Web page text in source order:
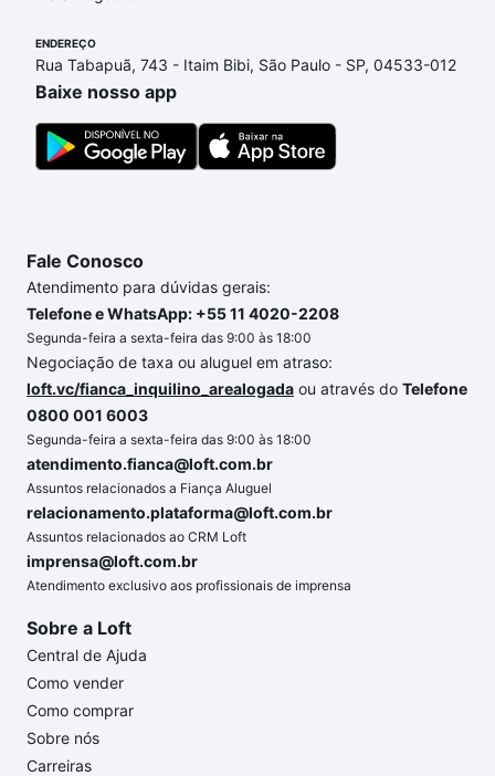
ENDEREÇO
Rua Tabapuã, 743 - Itaim Bibi, São Paulo - SP, 04533-012
Baixe nosso app
Fale Conosco
Atendimento para dúvidas gerais:
Telefone e WhatsApp: +55 11 4020-2208
Segunda-feira a sexta-feira das 9:00 às 18:00
Negociação de taxa ou aluguel em atraso:
loft.vc/fianca_inquilino_arealogada ou através do Telefone
0800 001 6003
Segunda-feira a sexta-feira das 9:00 às 18:00
atendimento.fianca@loft.com.br
Assuntos relacionados a Fiança Aluguel
relacionamento.plataforma@loft.com.br
Assuntos relacionados ao CRM Loft
imprensa@loft.com.br
Atendimento exclusivo aos profissionais de imprensa
Sobre a Loft
Central de Ajuda
Como vender
Como comprar
Sobre nós
Carreiras